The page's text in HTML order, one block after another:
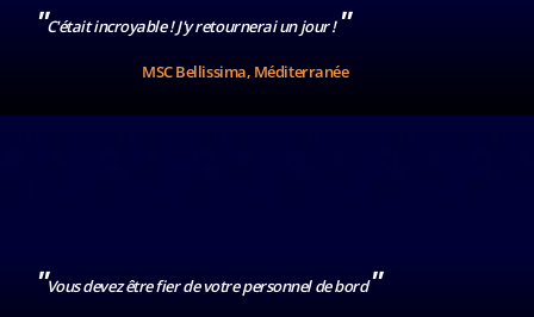
"C'était incroyable ! J'y retournerai un jour !"
MSC Bellissima, Méditerranée
"Vous devez être fier de votre personnel de bord"